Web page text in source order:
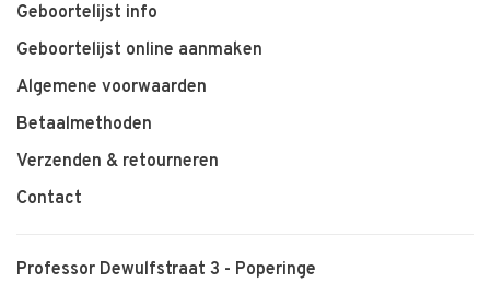
Geboortelijst info
Geboortelijst online aanmaken
Algemene voorwaarden
Betaalmethoden
Verzenden & retourneren
Contact
Professor Dewulfstraat 3 - Poperinge